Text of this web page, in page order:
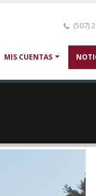
(507)
MIS CUENTAS